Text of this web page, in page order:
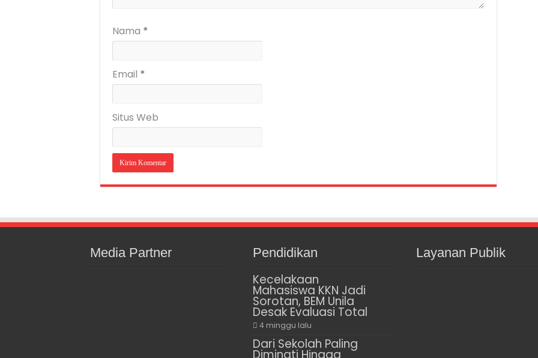
Nama *
Email *
Situs Web
Media Partner Pendidikan
Kecelakaan
Mahasiswa KKN Jadi
Sorotan, BEM Unila
Desak Evaluasi Total
4 minggu lalu
Dari Sekolah Paling
Layanan Publik